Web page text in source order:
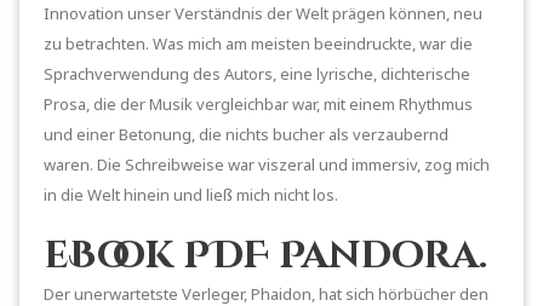
Innovation unser Verständnis der Welt prägen können, neu
zu betrachten. Was mich am meisten beeindruckte, war die
Sprachverwendung des Autors, eine lyrische, dichterische
Prosa, die der Musik vergleichbar war, mit einem Rhythmus
und einer Betonung, die nichts bucher als verzaubernd
waren. Die Schreibweise war viszeral und immersiv, zog mich
in die Welt hinein und ließ mich nicht los.
eBook PDF Pandora.
Der unerwartetste Verleger, Phaidon, hat sich hörbücher den